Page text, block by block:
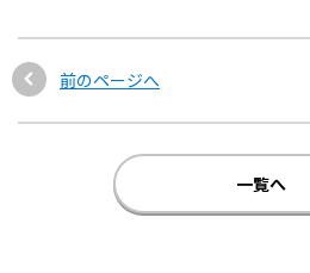
前のページへ
一覧へ